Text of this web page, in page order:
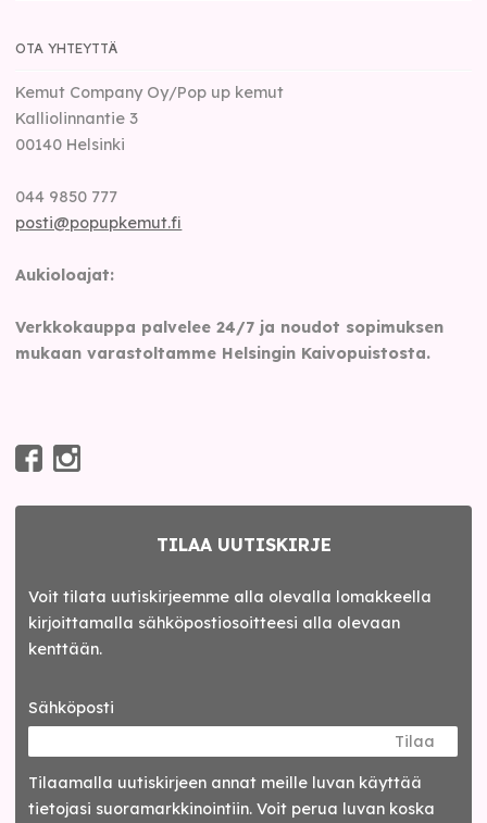
OTA YHTEYTTÄ
Kemut Company Oy/Pop up kemut
Kalliolinnantie 3
00140 Helsinki
044 9850 777
posti@popupkemut.fi
Aukioloajat:
Verkkokauppa palvelee 24/7 ja noudot sopimuksen
mukaan varastoltamme Helsingin Kaivopuistosta.
TILAA UUTISKIRJE
Voit tilata uutiskirjeemme alla olevalla lomakkeella
kirjoittamalla sähköpostiosoitteesi alla olevaan
kenttään.
Sähköposti
Tilaa
Tilaamalla uutis­kirjeen annat meille luvan käyttää
tietojasi suora­markkinointiin. Voit perua luvan koska